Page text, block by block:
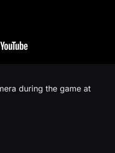
during the game at